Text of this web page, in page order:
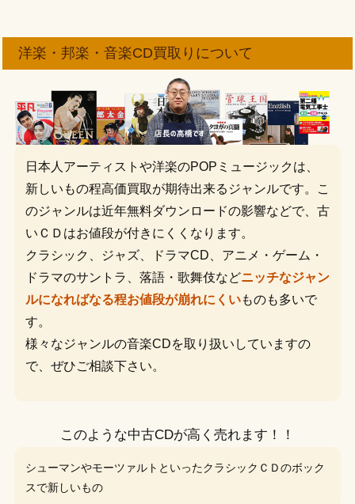
洋楽・邦楽・音楽CD買取りについて
日本人アーティストや洋楽のPOPミュージックは、
新しいもの程高価買取が期待出来るジャンルです。こ
のジャンルは近年無料ダウンロードの影響などで、古
いＣＤはお値段が付きにくくなります。
クラシック、ジャズ、ドラマCD、アニメ・ゲーム・
ドラマのサントラ、落語・歌舞伎などニッチなジャン
ルになればなる程お値段が崩れにくいものも多いで
す。
様々なジャンルの音楽CDを取り扱いしていますの
で、ぜひご相談下さい。
このような中古CDが高く売れます！！
シューマンやモーツァルトといったクラシックＣＤのボック
スで新しいもの